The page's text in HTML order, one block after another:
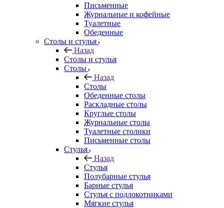
Письменные
Журнальные и кофейные
Туалетные
Обеденные
Столы и стулья
Назад
Столы и стулья
Столы
Назад
Столы
Обеденные столы
Раскладные столы
Круглые столы
Журнальные столы
Туалетные столики
Письменные столы
Стулья
Назад
Стулья
Полубарные стулья
Барные стулья
Стулья с подлокотниками
Мягкие стулья